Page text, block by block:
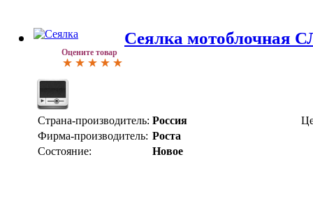
Оцените товар
Сеялка мотоблочная
Страна-производитель: Россия
Фирма-производитель: Роста
Состояние:
Новое